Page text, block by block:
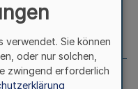
verwendet. Sie können
oder nur solchen,
zwingend erforderlich